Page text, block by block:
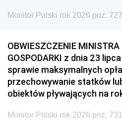
Monitor Polski rok 2026 poz. 727
OBWIESZCZENIE MINISTRA
GOSPODARKI z dnia 23
sprawie maksymalnych
przechowywanie statków
obiektów pływających na
Monitor Polski rok 2026 poz. 731